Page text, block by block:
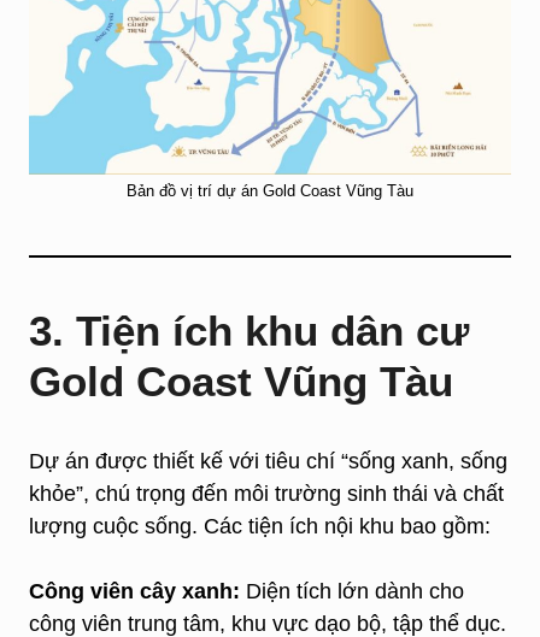
Bản đồ vị trí dự án Gold Coast Vũng Tàu
3. Tiện ích khu dân cư
Gold Coast Vũng Tàu
Dự án được thiết kế với tiêu chí “sống xanh, sống
khỏe”, chú trọng đến môi trường sinh thái và chất
lượng cuộc sống. Các tiện ích nội khu bao gồm:
Công viên cây xanh: Diện tích lớn dành cho
công viên trung tâm, khu vực dạo bộ, tập thể dục.